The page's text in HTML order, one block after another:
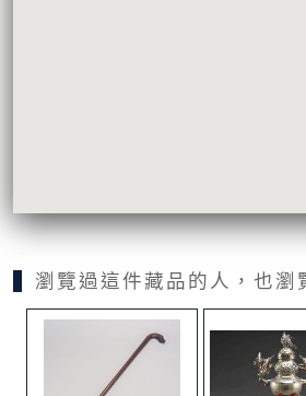
瀏覽過這件藏品的人，也瀏